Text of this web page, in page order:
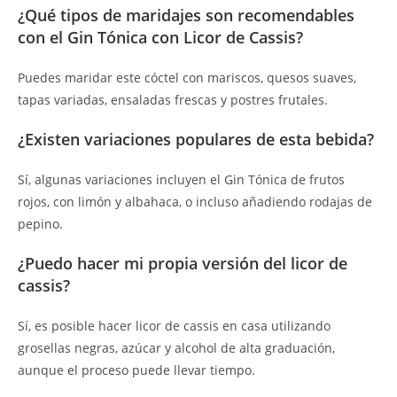
¿Qué tipos de maridajes son recomendables
con el Gin Tónica con Licor de Cassis?
Puedes maridar este cóctel con mariscos, quesos suaves,
tapas variadas, ensaladas frescas y postres frutales.
¿Existen variaciones populares de esta bebida?
Sí, algunas variaciones incluyen el Gin Tónica de frutos
rojos, con limón y albahaca, o incluso añadiendo rodajas de
pepino.
¿Puedo hacer mi propia versión del licor de
cassis?
Sí, es posible hacer licor de cassis en casa utilizando
grosellas negras, azúcar y alcohol de alta graduación,
aunque el proceso puede llevar tiempo.